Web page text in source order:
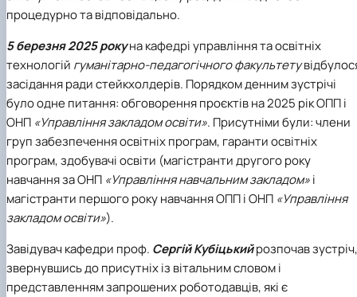
Department of English for Technical and
Department of English Philology
Department of Physical Education
Department of Philosophy and International
Communication
Department of Psychology
Department of Culturology
процедурно та відповідально.
5 березня 2025 рокуна кафедрі управління та освітніх
технологій гуманітарно-педагогічного факультету
засідання ради стейкхолдерів. Порядком денним зустрічі
було одне питання: обговорення проєктів на 2025 рік ОПП і
ОНП «Управління закладом освіти». Присутніми були: члени
груп забезпечення освітніх програм, гаранти освітніх
програм, здобувачі освіти (магістранти другого року
навчання за ОНП «Управління навчальним закладом»і
магістранти першого року навчання ОПП і ОНП «Управління
закладом освіти»).
Завідувач кафедри проф. Сергій Кубіцькийрозпочав зустріч,
звернувшись до присутніх із вітальним словом і
представленням запрошених роботодавців, які є